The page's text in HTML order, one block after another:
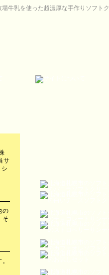
牛乳を使った超濃厚な手作りソフト
サ
の
そ